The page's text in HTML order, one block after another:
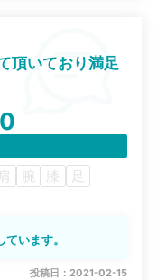
頂いており満足
肩 腕 膝 足
います。
投稿日：2021-02-15